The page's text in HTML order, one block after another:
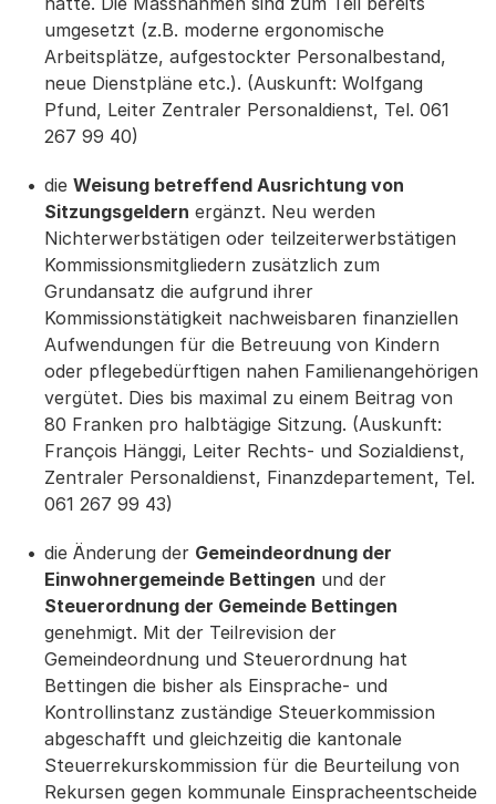
umgesetzt (z.B. moderne ergonomische
Arbeitsplätze, aufgestockter Personalbestand,
neue Dienstpläne etc.). (Auskunft: Wolfgang
Pfund, Leiter Zentraler Personaldienst, Tel. 061
267 99 40)
die Weisung betreffend Ausrichtung von
Sitzungsgeldern ergänzt. Neu werden
Nichterwerbstätigen oder teilzeiterwerbstätigen
Kommissionsmitgliedern zusätzlich zum
Grundansatz die aufgrund ihrer
Kommissionstätigkeit nachweisbaren finanziellen
Aufwendungen für die Betreuung von Kindern
oder pflegebedürftigen nahen Familienangehörigen
vergütet. Dies bis maximal zu einem Beitrag von
80 Franken pro halbtägige Sitzung. (Auskunft:
François Hänggi, Leiter Rechts- und Sozialdienst,
Zentraler Personaldienst, Finanzdepartement, Tel.
061 267 99 43)
die Änderung der Gemeindeordnung der
Einwohnergemeinde Bettingen und der
Steuerordnung der Gemeinde Bettingen
genehmigt. Mit der Teilrevision der
Gemeindeordnung und Steuerordnung hat
Bettingen die bisher als Einsprache- und
Kontrollinstanz zuständige Steuerkommission
abgeschafft und gleichzeitig die kantonale
Steuerrekurskommission für die Beurteilung von
Rekursen gegen kommunale Einspracheentscheide